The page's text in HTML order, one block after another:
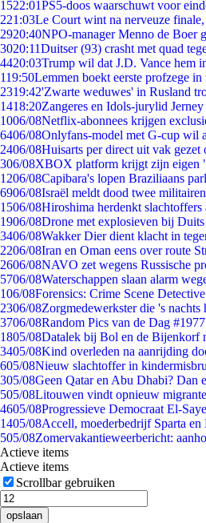
1522:01PS5-doos waarschuwt voor
221:03Le Court wint na nerveuze finale,
2920:40NPO-manager Menno de Boer
3020:11Duitser (93) crasht met quad
4420:03Trump wil dat J.D. Vance hem
119:50Lemmen boekt eerste profzege
2319:42'Zwarte weduwes' in Rusland
1418:20Zangeres en Idols-jurylid
1006/08Netflix-abonnees krijgen
6406/08Onlyfans-model met G-cup wil
2406/08Huisarts per direct uit vak
306/08XBOX platform krijgt zijn eigen
1206/08Capibara's lopen Braziliaans
6906/08Israël meldt dood twee
1506/08Hiroshima herdenkt
1906/08Drone met explosieven bij
3406/08Wakker Dier dient klacht in
2206/08Iran en Oman eens over route
2606/08NAVO zet wegens Russische
5706/08Waterschappen slaan alarm
106/08Forensics: Crime Scene Detective
2306/08Zorgmedewerkster die 's nachts
3706/08Random Pics van de Dag #1977
1805/08Datalek bij Bol en de Bijenkorf
3405/08Kind overleden na aanrijding
605/08Nieuw slachtoffer in
305/08Geen Qatar en Abu Dhabi? Dan
505/08Litouwen vindt opnieuw
4605/08Progressieve Democraat El-
1405/08Accell, moederbedrijf Sparta en
505/08Zomervakantieweerbericht:
Actieve items
Actieve items
Scrollbar gebruiken
opslaan